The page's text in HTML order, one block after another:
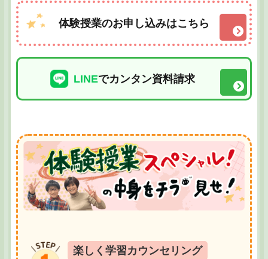
体験授業のお申し込みはこちら
LINEでカンタン資料請求
楽しく学習カウンセリング